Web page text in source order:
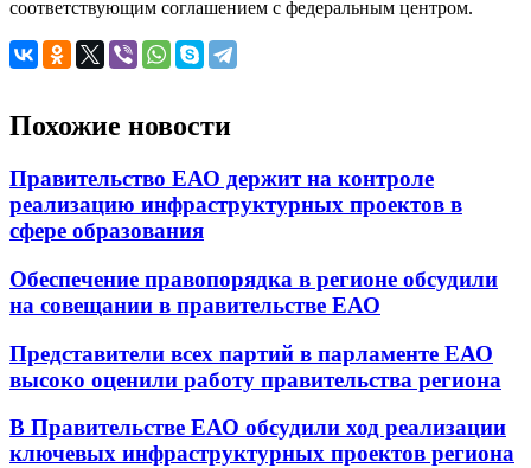
соответствующим соглашением с федеральным центром.
Похожие новости
Правительство ЕАО держит на контроле
реализацию инфраструктурных проектов в
сфере образования
Обеспечение правопорядка в регионе обсудили
на совещании в правительстве ЕАО
Представители всех партий в парламенте ЕАО
высоко оценили работу правительства региона
В Правительстве ЕАО обсудили ход реализации
ключевых инфраструктурных проектов региона